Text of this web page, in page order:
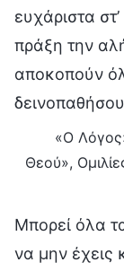
ευχάριστα
πράξη την
αποκοπούν
«Ο
Θεού»,
Μπορεί όλα
να μην έχεις